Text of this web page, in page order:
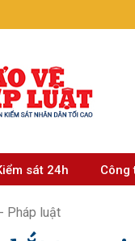
sát 24h Công
Pháp luật